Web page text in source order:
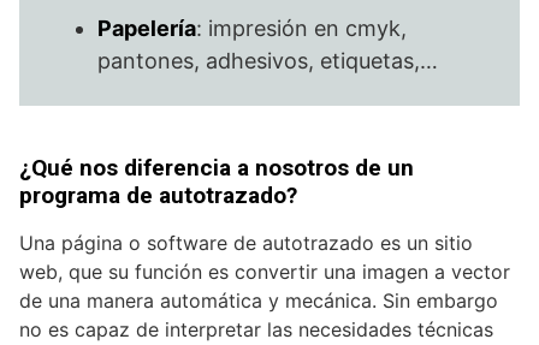
Papelería: impresión en cmyk,
pantones, adhesivos, etiquetas,…
¿Qué nos diferencia a nosotros de un
programa de autotrazado?
Una página o software de autotrazado es un sitio
web, que su función es convertir una imagen a vector
de una manera automática y mecánica. Sin embargo
no es capaz de interpretar las necesidades técnicas